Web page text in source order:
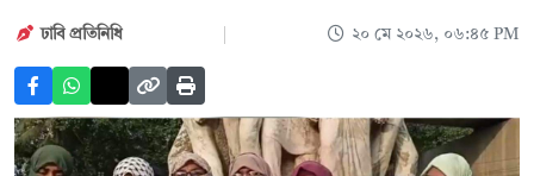
ঢাবি প্রতিনিধি ২০ মে ২০২৬, ০৬:৪৫ PM